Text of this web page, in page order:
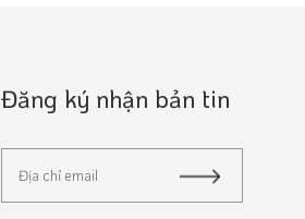
Đăng ký nhận bản tin